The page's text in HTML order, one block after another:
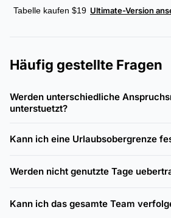
Tabelle kaufen $19 Ultimate-Version
Häufig gestellte Fragen
Werden unterschiedliche
unterstuetzt?
Kann ich eine Urlaubsobergrenze
Werden nicht genutzte Tage
Kann ich das gesamte Team